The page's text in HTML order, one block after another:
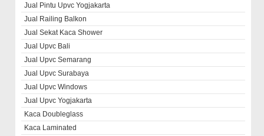
Jual Pintu Upvc Yogjakarta
Jual Railing Balkon
Jual Sekat Kaca Shower
Jual Upvc Bali
Jual Upvc Semarang
Jual Upvc Surabaya
Jual Upvc Windows
Jual Upvc Yogjakarta
Kaca Doubleglass
Kaca Laminated